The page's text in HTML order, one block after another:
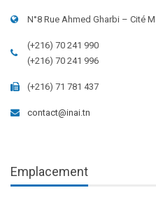
N°8 Rue Ahmed Gharbi – Cité
(+216) 70 241 990
(+216) 70 241 996
(+216) 71 781 437
contact@inai.tn
Emplacement